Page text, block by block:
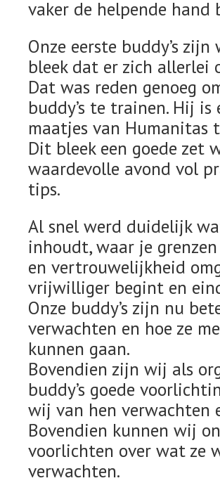
vaker de helpende hand
Onze eerste buddy’s
bleek dat er zich allerlei
Dat was reden genoeg
buddy’s te trainen. Hij
maatjes van Humanitas
Dit bleek een goede zet
waardevolle avond vol
tips.
Al snel werd duidelijk
inhoudt, waar je
en vertrouwelijkheid
vrijwilliger begint en
Onze buddy’s zijn nu
verwachten en hoe ze
kunnen gaan.
Bovendien zijn wij als
buddy’s goede
wij van hen verwachten
Bovendien kunnen wij
voorlichten over wat ze
verwachten.